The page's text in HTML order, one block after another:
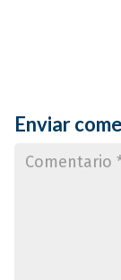
Enviar